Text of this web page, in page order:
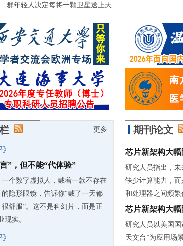
85岁诺奖得主：做学问简直是世界上最有趣的事情
群年轻人决定每将一颗卫星送上天
更多
”，但不能“代体验”
一个数字虚拟人，戴着一款不存在
的隐形眼镜，告诉你“戴了一天都
很舒服”。这不是科幻片，而是正
现实。
期刊论文
芯片新架构大
研究人员指出，
缺少计算能力，
和处理器之间频繁
芯片新架构大
研究人员以美国
天文台”为应用场